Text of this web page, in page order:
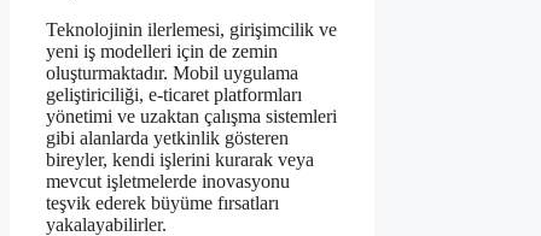
Teknolojinin ilerlemesi, girişimcilik ve
yeni iş modelleri için de zemin
oluşturmaktadır. Mobil uygulama
geliştiriciliği, e-ticaret platformları
yönetimi ve uzaktan çalışma sistemleri
gibi alanlarda yetkinlik gösteren
bireyler, kendi işlerini kurarak veya
mevcut işletmelerde inovasyonu
teşvik ederek büyüme fırsatları
yakalayabilirler.